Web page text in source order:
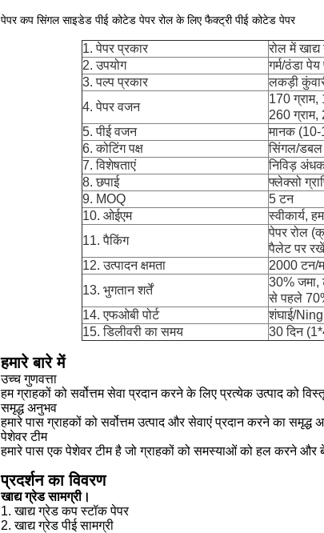
पेपर कप सिंगल साइडेड पीई कोटेड पेपर रोल के लिए फैक्ट्री पीई कोटेड पेपर
1. पेपर प्रकार
रोल में
2. उपयोग
गर्म/ठंडा
3. पल्प प्रकार
लकड़ी
4. पेपर वजन
170 ग्राम,
260 ग्राम,
5. पीई वजन
मानक (10-
6. कोटिंग पक्ष
सिंगल/डबल
7. विशेषताएं
निविड़
8. छपाई
फ्लेक्सो
9. MOQ
5 टन
10. ओईएम
स्वीकार्य,
11. पैकिंग
पेपर रोल
पैलेट पर
12. उत्पादन क्षमता
2000 टन/
13. भुगतान शर्तें
30% जमा,
से पहले
14. एफओबी पोर्ट
शंघाई/
15. डिलीवरी का समय
30 दिन
हमारे बारे में
उच्च गुणवत्ता
हम ग्राहकों को सर्वोत्तम सेवा प्रदान करने के लिए प्रत्येक उत्पाद को
समृद्ध अनुभव
हमारे पास ग्राहकों को सर्वोत्तम उत्पाद और सेवाएं प्रदान करने का समृद्ध
पेशेवर टीम
हमारे पास एक पेशेवर टीम है जो ग्राहकों को समस्याओं को हल करने
प्रदर्शन का विवरण
खाद्य ग्रेड सामग्री।
1. खाद्य ग्रेड कप स्टॉक पेपर
2. खाद्य ग्रेड पीई सामग्री